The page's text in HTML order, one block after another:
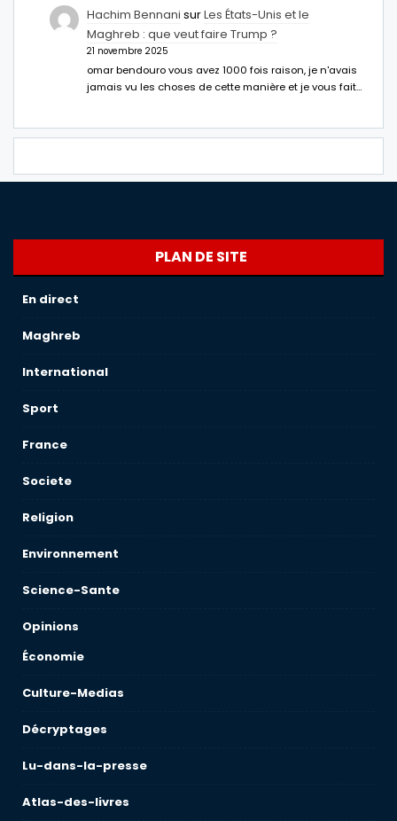
Hachim Bennani surLes États-Unis et le
Maghreb : que veut faire Trump ?
21 novembre 2025
omar bendouro vous avez 1000 fois raison, je n'avais
jamais vu les choses de cette manière et je vous fait…
PLAN DE SITE
En direct
Maghreb
International
Sport
France
Societe
Religion
Environnement
Science-Sante
Opinions
Économie
Culture-Medias
Décryptages
Lu-dans-la-presse
Atlas-des-livres